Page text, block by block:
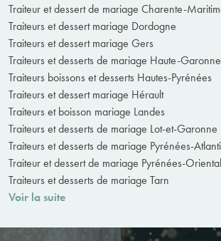
Traiteur et dessert de mariage Charente-
Traiteurs et dessert mariage Dordogne
Traiteurs et dessert mariage Gers
Traiteurs et desserts de mariage Haute-Garonne
Traiteurs boissons et desserts Hautes-Pyrénées
Traiteurs et dessert mariage Hérault
Traiteurs et boisson mariage Landes
Traiteurs et desserts de mariage Lot-et-Garonne
Traiteurs et desserts de mariage Pyrénées-
Traiteur et dessert de mariage Pyrénées-
Traiteurs et desserts de mariage Tarn
Voir la suite